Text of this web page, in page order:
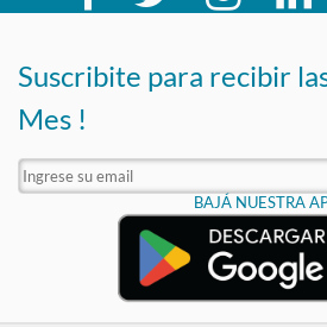
Suscribite para recibir
Mes !
BAJÁ NUESTRA